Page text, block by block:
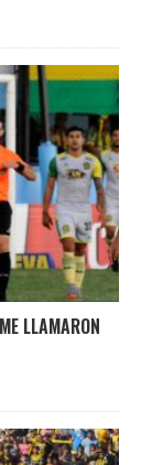
LLAMARON